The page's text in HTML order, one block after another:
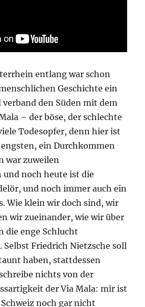
entlang war schon
Geschichte ein
verband den Süden mit dem
– der böse, der schlechte
Todesopfer, denn hier ist
ein Durchkommen
war zuweilen
und noch heute ist die
und noch immer auch ein
Wie klein wir doch sind, wir
wir zueinander, wie wir über
die enge Schlucht
Friedrich Nietzsche soll
haben, stattdessen
nichts von der
der Via Mala: mir ist
noch gar nicht